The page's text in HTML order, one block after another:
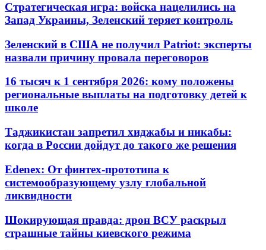
Стратегическая игра: войска нацелились на
Запад Украины, Зеленский теряет контроль
Зеленский в США не получил Patriot: эксперты
назвали причину провала переговоров
16 тысяч к 1 сентября 2026: кому положены
региональные выплаты на подготовку детей к
школе
Таджикистан запретил хиджабы и никабы:
когда в России дойдут до такого же решения
Edenex: От финтех-прототипа к
системообразующему узлу глобальной
ликвидности
Шокирующая правда: дрон ВСУ раскрыл
страшные тайны киевского режима